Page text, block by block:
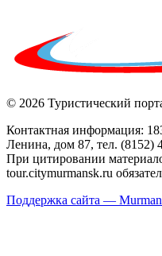
© 2026 Туристический
Контактная информация:
Ленина, дом 87, тел. (8152)
При цитировании
tour.citymurmansk.ru
Поддержка сайта —